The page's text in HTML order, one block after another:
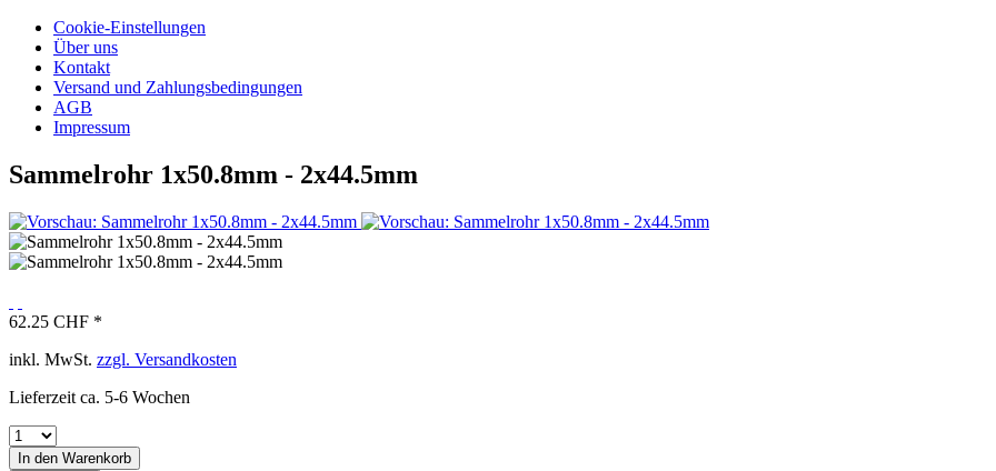
Cookie-Einstellungen
Über uns
Kontakt
Versand und Zahlungsbedingungen
AGB
Impressum
Sammelrohr 1x50.8mm - 2x44.5mm
62.25 CHF *
inkl. MwSt. zzgl. Versandkosten
Lieferzeit ca. 5-6 Wochen
In den Warenkorb